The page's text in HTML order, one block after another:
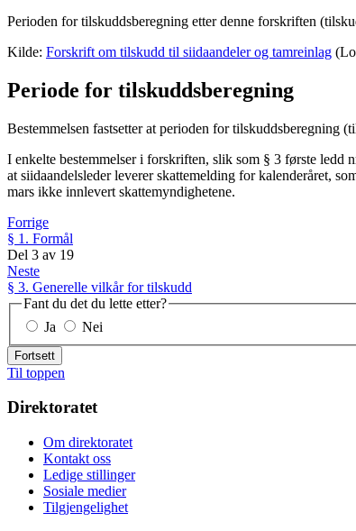
Perioden for tilskuddsberegning etter denne forskriften
Kilde: Forskrift om tilskudd til siidaandelerog tamreinlag
Periode for tilskuddsberegning
Bestemmelsen fastsetter at perioden for tilskuddsberegning
I enkelte bestemmelser i forskriften, slik som § 3 første ledd
at siidaandelsleder leverer skattemelding for kalenderåret,
mars ikke innlevert skattemyndighetene.
Forrige
§ 1. Formål
Del 3 av 19
Neste
§ 3. Generelle vilkår for tilskudd
Fant du det du lette etter?
Ja
Nei
Fortsett
Til toppen
Direktoratet
Om direktoratet
Kontakt oss
Ledige stillinger
Sosiale medier
Tilgjengelighet